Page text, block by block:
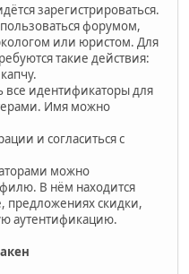
зарегистрироваться.
форумом,
или юристом. Для
такие действия:
все идентификаторы для
Имя можно
и согласиться с
можно
В нём находится
предложениях скидки,
аутентификацию.